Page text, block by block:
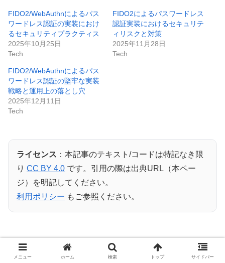
FIDO2/WebAuthnによるパス
ワードレス認証の実装におけ
るセキュリティプラクティス
2025年10月25日
Tech
FIDO2によるパスワードレス
認証実装におけるセキュリテ
ィリスクと対策
2025年11月28日
Tech
FIDO2/WebAuthnによるパス
ワードレス認証の堅牢な実装
戦略と運用上の落とし穴
2025年12月11日
Tech
ライセンス ：本記事のテキスト/コードは特記なき限
り CC BY 4.0 です。引用の際は出典URL（本ペー
ジ）を明記してください。
利用ポリシー もご参照ください。
Tech
メニュー ホーム 検索 トップ サイドバー